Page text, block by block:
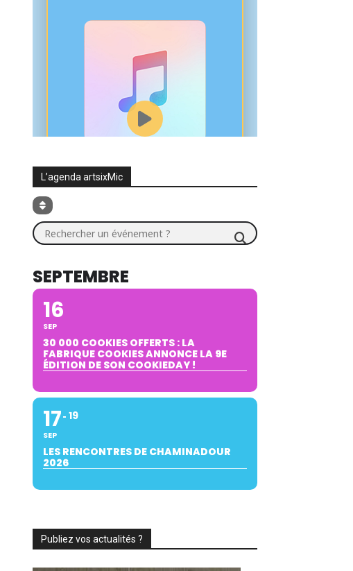
L’agenda artsixMic
Rechercher un événement ?
SEPTEMBRE
16
SEP
30 000 COOKIES OFFERTS : LA
FABRIQUE COOKIES ANNONCE LA 9E
ÉDITION DE SON COOKIEDAY !
17
SEP
19
LES RENCONTRES DE CHAMINADOUR
2026
Publiez vos actualités ?